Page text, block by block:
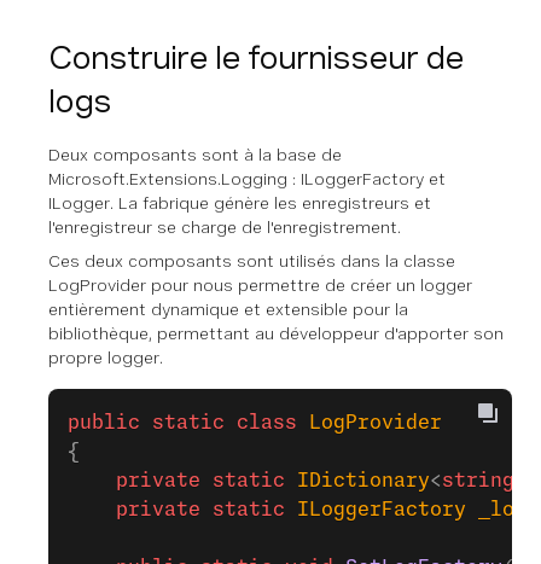
Construire le fournisseur de
logs
Deux composants sont à la base de
Microsoft.Extensions.Logging : ILoggerFactory et
ILogger. La fabrique génère les enregistreurs et
l'enregistreur se charge de l'enregistrement.
Ces deux composants sont utilisés dans la classe
LogProvider pour nous permettre de créer un logger
entièrement dynamique et extensible pour la
bibliothèque, permettant au développeur d'apporter son
propre logger.
public static class LogProvider
{
    private
static IDictionary<string
    private
static ILoggerFactory